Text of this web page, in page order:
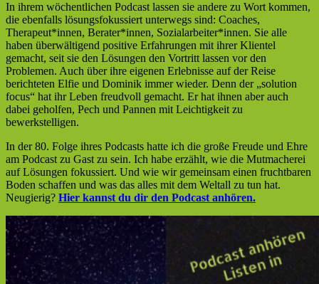
In ihrem wöchentlichen Podcast lassen sie andere zu Wort kommen,
die ebenfalls lösungsfokussiert unterwegs sind: Coaches,
Therapeut*innen, Berater*innen, Sozialarbeiter*innen. Sie alle
haben überwältigend positive Erfahrungen mit ihrer Klientel
gemacht, seit sie den Lösungen den Vortritt lassen vor den
Problemen. Auch über ihre eigenen Erlebnisse auf der Reise
berichteten Elfie und Dominik immer wieder. Denn der „solution
focus“ hat ihr Leben freudvoll gemacht. Er hat ihnen aber auch
dabei geholfen, Pech und Pannen mit Leichtigkeit zu
bewerkstelligen.
In der 80. Folge ihres Podcasts hatte ich die große Freude und Ehre
am Podcast zu Gast zu sein. Ich habe erzählt, wie die Mutmacherei
auf Lösungen fokussiert. Und wie wir gemeinsam einen fruchtbaren
Boden schaffen und was das alles mit dem Weltall zu tun hat.
Neugierig? Hier kannst du dir den Podcast anhören.